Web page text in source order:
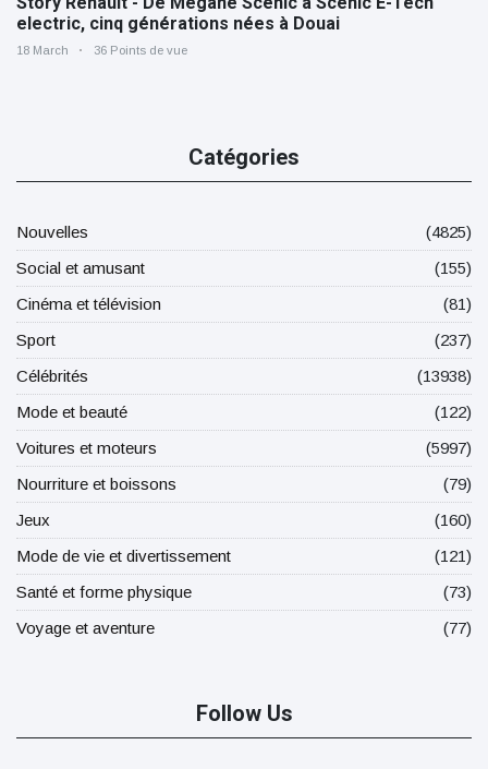
electric, cinq générations nées à Douai
18 March 36 Points de vue
Catégories
Nouvelles
(4825)
Social et amusant
(155)
Cinéma et télévision
(81)
Sport
(237)
Célébrités
(13938)
Mode et beauté
(122)
Voitures et moteurs
(5997)
Nourriture et boissons
(79)
Jeux
(160)
Mode de vie et divertissement
(121)
Santé et forme physique
(73)
Voyage et aventure
(77)
Follow Us